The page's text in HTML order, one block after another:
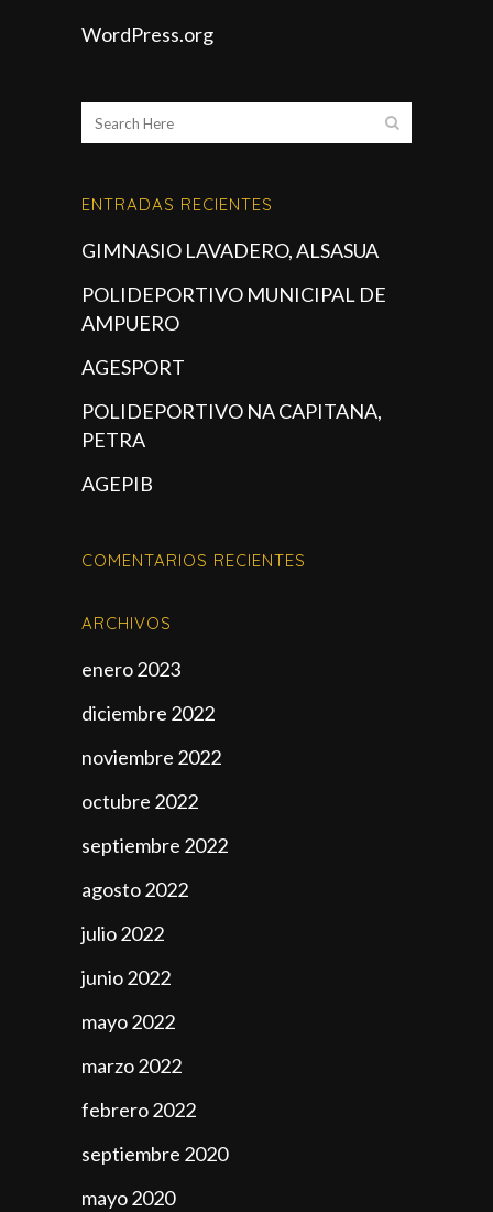
WordPress.org
ENTRADAS RECIENTES
GIMNASIO LAVADERO, ALSASUA
POLIDEPORTIVO MUNICIPAL DE
AMPUERO
AGESPORT
POLIDEPORTIVO NA CAPITANA,
PETRA
AGEPIB
COMENTARIOS RECIENTES
ARCHIVOS
enero 2023
diciembre 2022
noviembre 2022
octubre 2022
septiembre 2022
agosto 2022
julio 2022
junio 2022
mayo 2022
marzo 2022
febrero 2022
septiembre 2020
mayo 2020